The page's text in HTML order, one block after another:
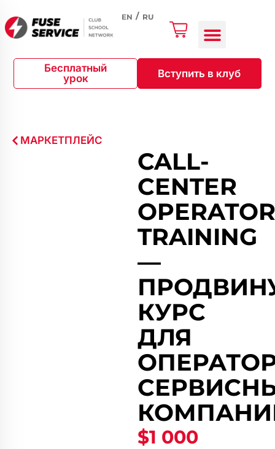
EN RU
Бесплатный
урок
Вступить в клуб
МАРКЕТПЛЕЙС
CALL-
CENTER
TRAINING
—
КУРС
ДЛЯ
$1 000